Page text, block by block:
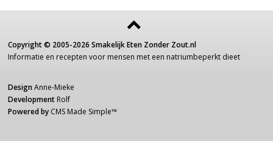
Copyright © 2005-2026 Smakelijk Eten Zonder Zout.nl
Informatie en recepten voor mensen met een natriumbeperkt dieet
Design Anne-Mieke
Development Rolf
Powered by CMS Made Simple™